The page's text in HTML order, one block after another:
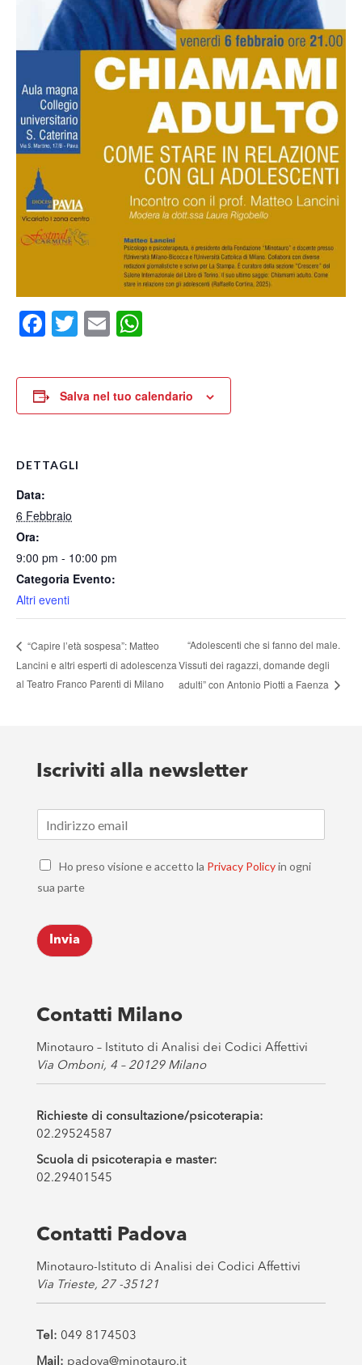
Facebook
Twitter
Email
Salva nel tuo calendario
DETTAGLI
Data:
6 Febbraio
Ora:
9:00 pm - 10:00 pm
Categoria Evento:
Altri eventi
“Capire l’età sospesa”: Matteo
Lancini e altri esperti di adolescenza
al Teatro Franco Parenti di Milano
“Adolescenti che si fanno del male.
Vissuti dei ragazzi, domande degli
adulti” con Antonio Piotti a Faenza
Iscriviti alla newsletter
m
*
C
e
k
b
o
s
*
Ho preso visione e accetto la Privacy Policyin ogni
sua parte
Invia
Contatti Milano
Minotauro – Istituto di Analisi dei Codici Affettivi
Via Omboni, 4 – 20129 Milano
Richieste di consultazione/psicoterapia:
02.29524587
Scuola di psicoterapia e master:
02.29401545
Contatti Padova
Minotauro-Istituto di Analisi dei Codici Affettivi
Via Trieste, 27 -35121
Tel: 049 8174503
Mail: padova@minotauro.it